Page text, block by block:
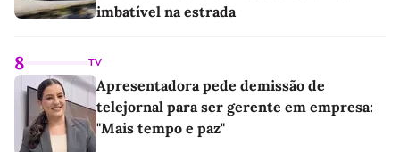
imbatível na estrada
8 TV
Apresentadora pede demissão de
telejornal para ser gerente em empresa:
"Mais tempo e paz"